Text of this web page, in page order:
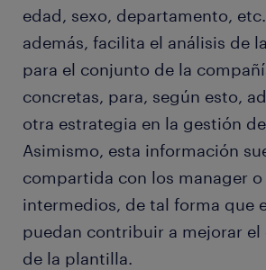
edad, sexo, departamento,
además, facilita el análisis de
para el conjunto de la
concretas, para, según esto,
otra estrategia en la gestión
Asimismo, esta información
compartida con los manager
intermedios, de tal forma que
puedan contribuir a mejorar el
de la plantilla.